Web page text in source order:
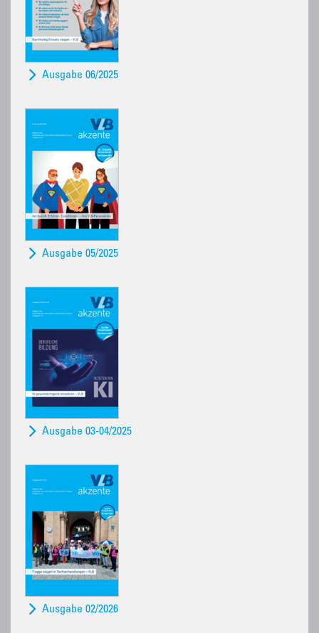
Ausgabe 06/2025
Ausgabe 05/2025
Ausgabe 03-04/2025
Ausgabe 02/2026